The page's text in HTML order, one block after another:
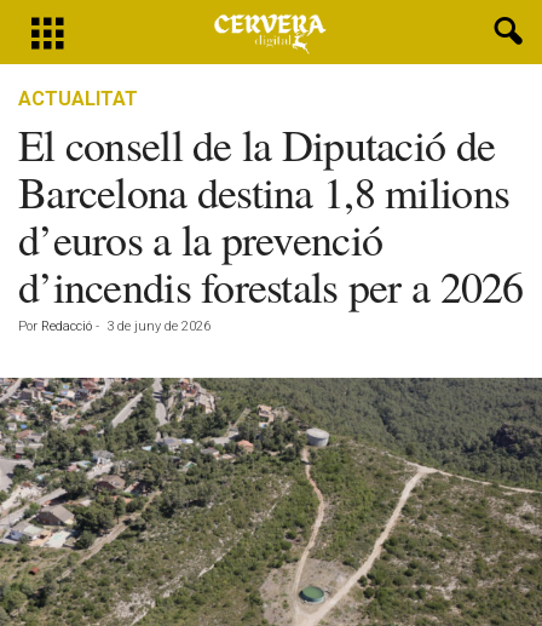
ACTUALITAT
El consell de la Diputació de
Barcelona destina 1,8 milions
d’euros a la prevenció
d’incendis forestals per a 2026
Por Redacció - 3 de juny de 2026